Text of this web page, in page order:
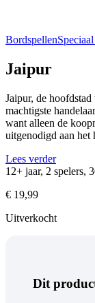
Bordspellen
Jaipur
Jaipur, de
machtigste
want alleen de
uitgenodigd aan het
Lees verder
12+ jaar, 2 spelers,
€ 19,99
Uitverkocht
Dit